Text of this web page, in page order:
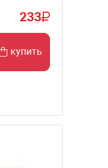
233
купить